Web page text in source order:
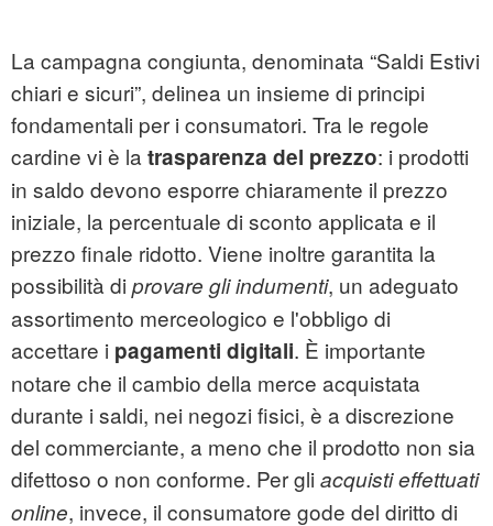
La campagna congiunta, denominata “Saldi Estivi
chiari e sicuri”, delinea un insieme di principi
fondamentali per i consumatori. Tra le regole
cardine vi è la trasparenza del prezzo: i prodotti
in saldo devono esporre chiaramente il prezzo
iniziale, la percentuale di sconto applicata e il
prezzo finale ridotto. Viene inoltre garantita la
possibilità di provare gli indumenti, un adeguato
assortimento merceologico e l'obbligo di
accettare i pagamenti digitali. È importante
notare che il cambio della merce acquistata
durante i saldi, nei negozi fisici, è a discrezione
del commerciante, a meno che il prodotto non sia
difettoso o non conforme. Per gli acquisti effettuati
online, invece, il consumatore gode del diritto di